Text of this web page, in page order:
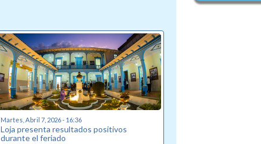
Martes, Abril 7, 2026 - 16:36
Loja presenta resultados positivos
durante el feriado